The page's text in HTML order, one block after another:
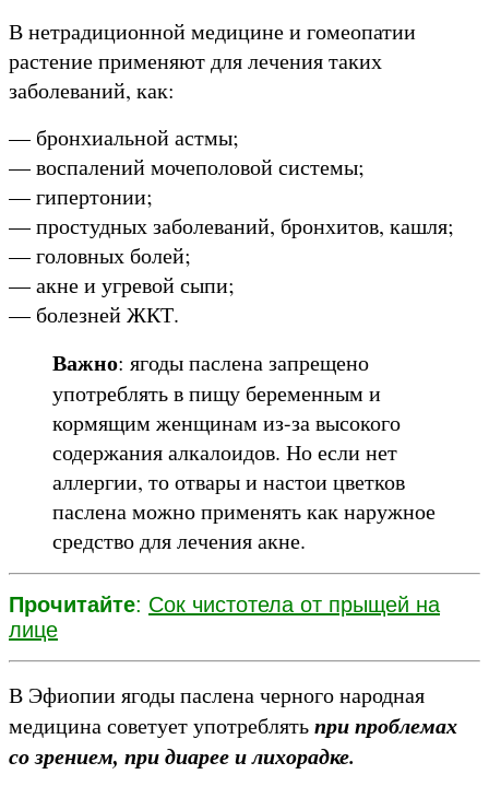
В нетрадиционной медицине и гомеопатии
растение применяют для лечения таких
заболеваний, как:
— бронхиальной астмы;
— воспалений мочеполовой системы;
— гипертонии;
— простудных заболеваний, бронхитов, кашля;
— головных болей;
— акне и угревой сыпи;
— болезней ЖКТ.
Важно: ягоды паслена запрещено
употреблять в пищу беременным и
кормящим женщинам из-за высокого
содержания алкалоидов. Но если нет
аллергии, то отвары и настои цветков
паслена можно применять как наружное
средство для лечения акне.
Прочитайте: Сок чистотела от прыщей на
лице
В Эфиопии ягоды паслена черного народная
медицина советует употреблятьпри проблемах
со зрением, при диарее и лихорадке.